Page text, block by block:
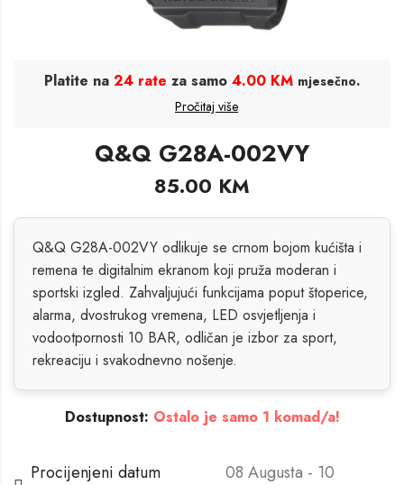
Platite na 24 rate za samo 4.00 KM mjesečno.
Pročitaj više
Q&Q G28A-002VY
85.00 KM
Q&Q G28A-002VY odlikuje se crnom bojom kućišta i
remena te digitalnim ekranom koji pruža moderan i
sportski izgled. Zahvaljujući funkcijama poput štoperice,
alarma, dvostrukog vremena, LED osvjetljenja i
vodootpornosti 10 BAR, odličan je izbor za sport,
rekreaciju i svakodnevno nošenje.
Dostupnost: Ostalo je samo 1 komad/a!
Procijenjeni datum
08 Augusta - 10